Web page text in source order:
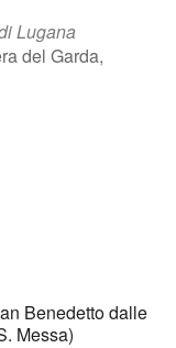
Lugana
del Garda,
Benedetto dalle
Messa)